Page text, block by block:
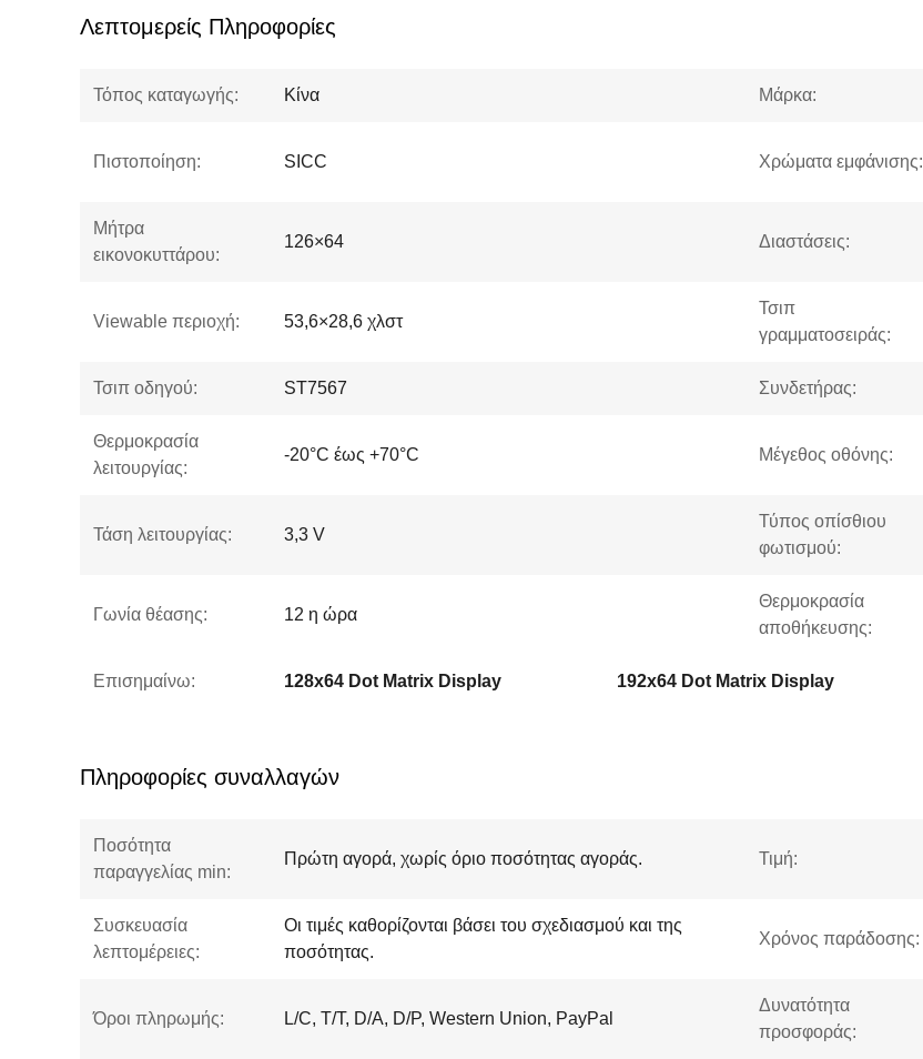
Λεπτομερείς Πληροφορίες
Τόπος καταγωγής: Κίνα Μάρκα:
Πιστοποίηση: SICC Χρώματα εμφάνισης:
Μήτρα
εικονοκυττάρου:
126×64 Διαστάσεις:
Viewable περιοχή: 53,6×28,6 χλστ
Τσιπ
γραμματοσειράς:
Τσιπ οδηγού: ST7567 Συνδετήρας:
Θερμοκρασία
λειτουργίας:
-20°C έως +70°C Μέγεθος οθόνης:
Τάση λειτουργίας: 3,3 V
Τύπος οπίσθιου
φωτισμού:
Γωνία θέασης: 12 η ώρα
Θερμοκρασία
αποθήκευσης:
Επισημαίνω: 128x64 Dot Matrix Display 192x64 Dot Matrix Display
Πληροφορίες συναλλαγών
Ποσότητα
παραγγελίας min:
Πρώτη αγορά, χωρίς όριο ποσότητας αγοράς. Τιμή:
Συσκευασία
λεπτομέρειες:
Οι τιμές καθορίζονται βάσει του σχεδιασμού και της
ποσότητας.
Χρόνος παράδοσης:
Όροι πληρωμής: L/C, T/T, D/A, D/P, Western Union, PayPal
Δυνατότητα
προσφοράς: